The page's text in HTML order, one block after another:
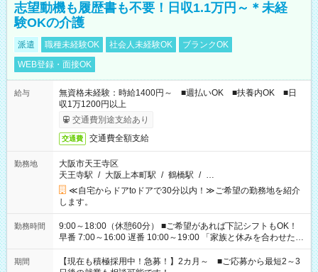
志望動機も履歴書も不要！日収1.1万円～＊未経
験OKの介護
派遣 職種未経験OK 社会人未経験OK
ブランクOK
WEB登録・面接OK
給与
無資格未経験：時給1400円～ ■週払いOK ■扶養内OK ■日
収1万1200円以上
交通費別途支給あり
交通費 交通費全額支給
勤務地
大阪市天王寺区
天王寺駅 / 大阪上本町駅 / 鶴橋駅 / …
≪自宅からドアtoドアで30分以内！≫ご希望の勤務地を紹介
します。
勤務時間
9:00～18:00（休憩60分） ■ご希望があれば下記シフトもOK！
早番 7:00～16:00 遅番 10:00～19:00 「家族と休みを合わせた
い」 「余裕を持って夕飯の準備がしたい」 「できれば残業はし
たくない」 など、ご希望を教えてくださいね。 ※Wワーク希望
期間
【現在も積極採用中！急募！】2カ月～ ■ご応募から最短2～3